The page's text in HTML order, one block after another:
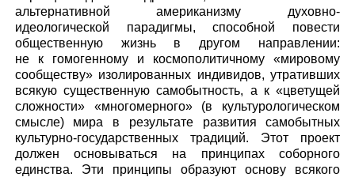
альтернативной американизму духовно-
идеологической парадигмы, способной повести
общественную жизнь в другом направлении:
не к гомогенному и космополитичному «мировому
сообществу» изолированных индивидов, утративших
всякую существенную самобытность, а к «цветущей
сложности» «многомерного» (в культурологическом
смысле) мира в результате развития самобытных
культурно-государственных традиций. Этот проект
должен основываться на принципах соборного
единства. Эти принципы образуют основу всякого